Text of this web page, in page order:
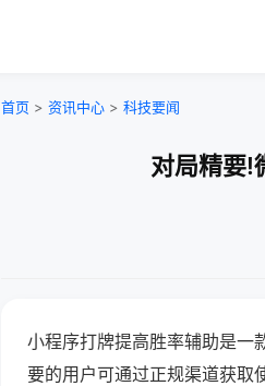
首页 > 资讯中心 > 科技要闻
对局精要!
小程序打牌提高胜率辅助是一
要的用户可通过正规渠道获取